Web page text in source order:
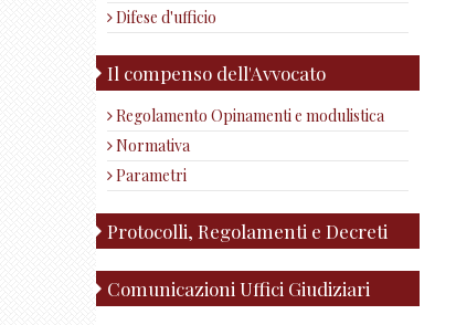
Difese d'ufficio
Il compenso dell'Avvocato
Regolamento Opinamenti e modulistica
Normativa
Parametri
Protocolli, Regolamenti e Decreti
Comunicazioni Uffici Giudiziari